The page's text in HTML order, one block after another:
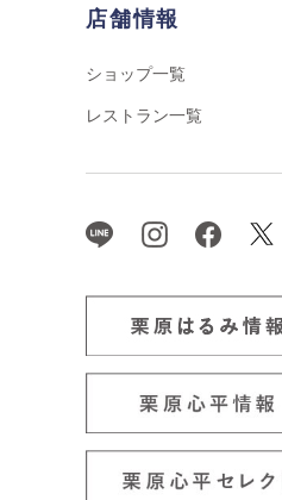
店舗情報
ショップ一覧
レストラン一覧